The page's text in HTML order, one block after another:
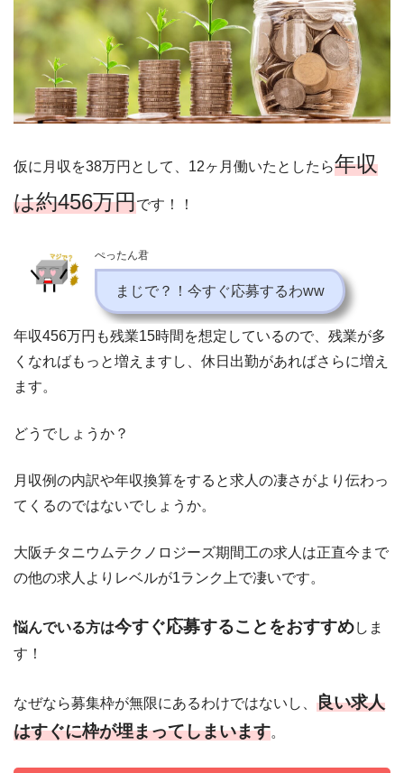
仮に月収を38万円として、12ヶ月働いたとしたら年収
は約456万円です！！
ぺったん君
まじで？！今すぐ応募するわww
年収456万円も残業15時間を想定しているので、残業が多
くなればもっと増えますし、休日出勤があればさらに増え
ます。
どうでしょうか？
月収例の内訳や年収換算をすると求人の凄さがより伝わっ
てくるのではないでしょうか。
大阪チタニウムテクノロジーズ期間工の求人は正直今まで
の他の求人よりレベルが1ランク上で凄いです。
悩んでいる方は今すぐ応募することをおすすめしま
す！
なぜなら募集枠が無限にあるわけではないし、 良い求人
はすぐに枠が埋まってしまいます。